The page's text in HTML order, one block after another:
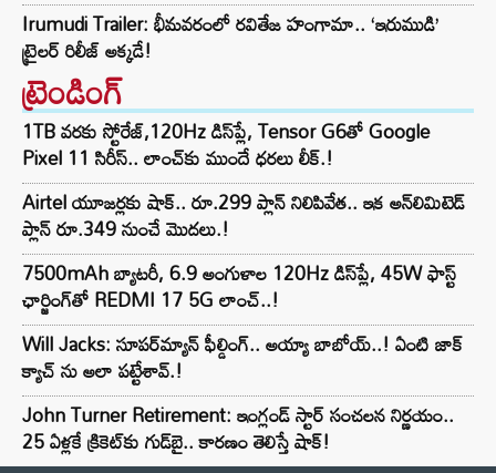
Irumudi Trailer: భీమవరంలో రవితేజ హంగామా.. ‘ఇరుముడి’
ట్రైలర్ రిలీజ్ అక్కడే!
ట్రెండింగ్‌
1TB వరకు స్టోరేజ్,120Hz డిస్‌ప్లే, Tensor G6తో Google
Pixel 11 సిరీస్.. లాంచ్⁭కు ముందే ధరలు లీక్.!
Airtel యూజర్లకు షాక్.. రూ.299 ప్లాన్ నిలిపివేత.. ఇక అన్‌లిమిటెడ్
ప్లాన్ రూ.349 నుంచే మొదలు.!
7500mAh బ్యాటరీ, 6.9 అంగుళాల 120Hz డిస్‌ప్లే, 45W ఫాస్ట్
ఛార్జింగ్‌తో REDMI 17 5G లాంచ్..!
Will Jacks: సూపర్‌మ్యాన్ ఫీల్డింగ్.. అయ్యా బాబోయ్..! ఏంటి జాక్
క్యాచ్ ను అలా పట్టేశావ్.!
John Turner Retirement: ఇంగ్లండ్ స్టార్ సంచలన నిర్ణయం..
25 ఏళ్లకే క్రికెట్‌కు గుడ్‌బై.. కారణం తెలిస్తే షాక్!